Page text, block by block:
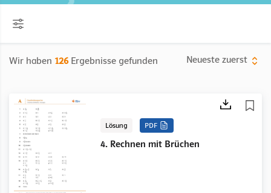
Wir haben 126Ergebnisse gefunden Neueste zuerst
Lösung PDF
4. Rechnen mit Brüchen